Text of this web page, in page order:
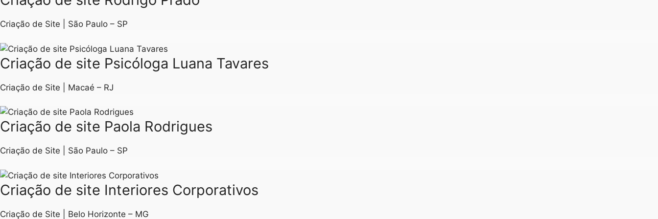
Criação de Site | São Paulo – SP
Criação de site Psicóloga Luana Tavares
Criação de Site | Macaé – RJ
Criação de site Paola Rodrigues
Criação de Site | São Paulo – SP
Criação de site Interiores Corporativos
Criação de Site | Belo Horizonte – MG